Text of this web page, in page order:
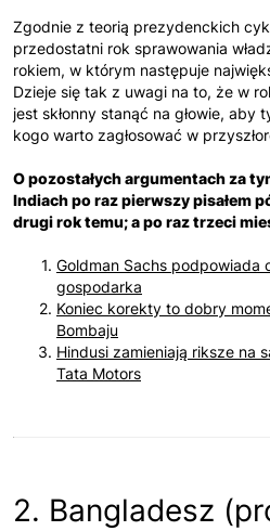
Zgodnie z teorią prezydenckich
przedostatni rok sprawowania
rokiem, w którym następuje
Dzieje się tak z uwagi na to, że w
jest skłonny stanąć na głowie,
kogo warto zagłosować w
O pozostałych argumentach za
Indiach po raz pierwszy pisałem
drugi rok temu; a po raz trzeci
Goldman Sachs podpowiada
gospodarka
Koniec korekty to dobry
Bombaju
Hindusi zamieniają riksze na
Tata Motors
2. Bangladesz